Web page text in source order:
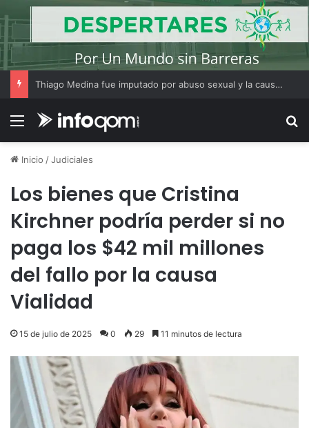
Thiago Medina fue imputado por abuso sexual y la causa continúa bajo investigación judicial
Menú
Inicio /Judiciales
Los bienes que Cristina
Kirchner podría perder si no
paga los $42 mil millones
del fallo por la causa
Vialidad
15 de julio de 2025 0 29 11 minutos de lectura